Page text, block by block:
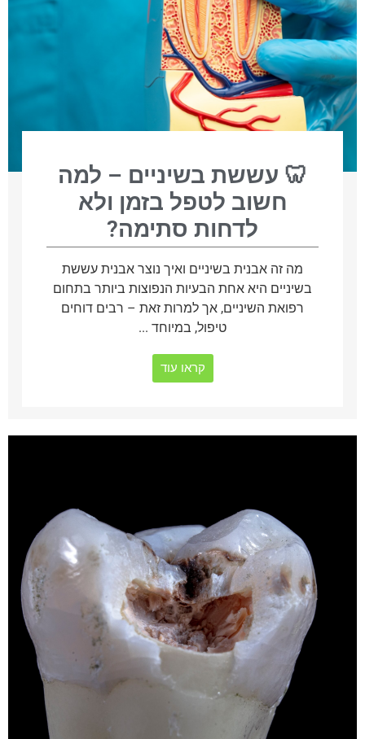
🦷 עששת בשיניים – למה
חשוב לטפל בזמן ולא
לדחות סתימה?
מה זה אבנית בשיניים ואיך נוצר אבנית עששת
בשיניים היא אחת הבעיות הנפוצות ביותר בתחום
רפואת השיניים, אך למרות זאת – רבים דוחים
טיפול, במיוחד ...
קראו עוד